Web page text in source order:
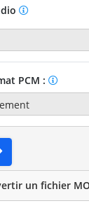
PCM :
un fichier